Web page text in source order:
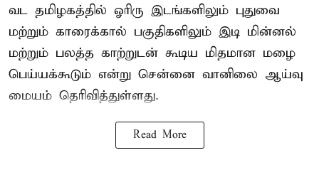
வட தமிழகத்தில் ஓரிரு இடங்களிலும் புதுவை
மற்றும் காரைக்கால் பகுதிகளிலும் இடி மின்னல்
மற்றும் பலத்த காற்றுடன் கூடிய மிதமான மழை
பெய்யக்கூடும் என்று சென்னை வானிலை ஆய்வு
மையம் தெரிவித்துள்ளது.
Read More